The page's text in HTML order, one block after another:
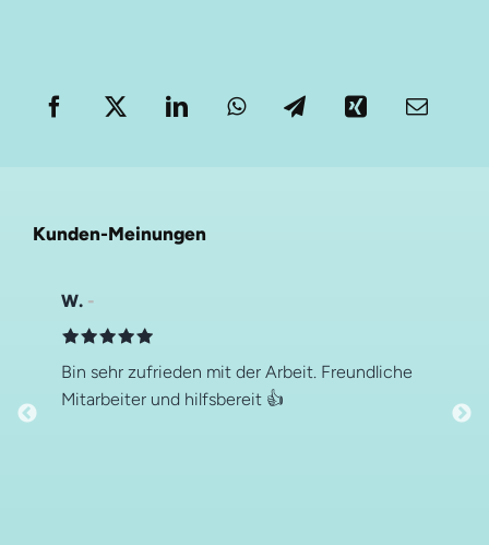
Kunden-Meinungen
W.
Bin sehr zufrieden mit der Arbeit. Freundliche
Mitarbeiter und hilfsbereit 👍